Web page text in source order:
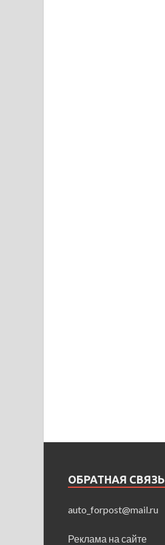
ОБРАТНАЯ СВЯЗЬ
auto_forpost@mail.ru
Реклама на сайте